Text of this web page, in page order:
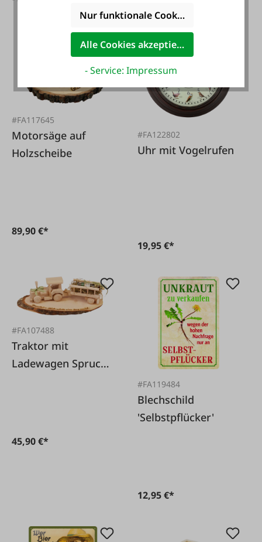
#FA117645
Motorsäge auf
Holzscheibe
89,90 €*
#FA122802
Uhr mit Vogelrufen
19,95 €*
#FA107488
Traktor mit
Ladewagen Spruch
45,90 €*
#FA119484
Blechschild
'Selbstpflücker'
12,95 €*
Nur funktionale Cookies akzeptieren
Alle Cookies akzeptieren
- Service: Impressum